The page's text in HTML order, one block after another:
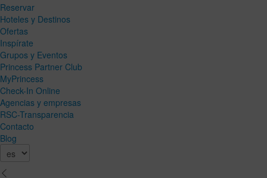
Reservar
Hoteles y Destinos
Ofertas
Inspírate
Grupos y Eventos
Princess Partner Club
MyPrincess
Check-In Online
Agencias y empresas
RSC-Transparencia
Contacto
Blog